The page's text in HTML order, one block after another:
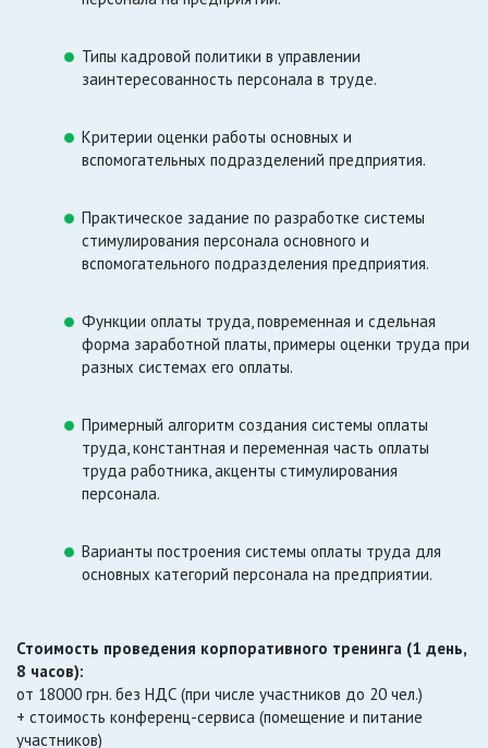
Типы кадровой политики в управлении
заинтересованность персонала в труде.
Критерии оценки работы основных и
вспомогательных подразделений предприятия.
Практическое задание по разработке системы
стимулирования персонала основного и
вспомогательного подразделения предприятия.
Функции оплаты труда, повременная и сдельная
форма заработной платы, примеры оценки труда при
разных системах его оплаты.
Примерный алгоритм создания системы оплаты
труда, константная и переменная часть оплаты
труда работника, акценты стимулирования
персонала.
Варианты построения системы оплаты труда для
основных категорий персонала на предприятии.
Стоимость проведения корпоративного тренинга (1 день,
8 часов):
от 18000 грн. без НДС (при числе участников до 20 чел.)
+ стоимость конференц-сервиса (помещение и питание
участников)